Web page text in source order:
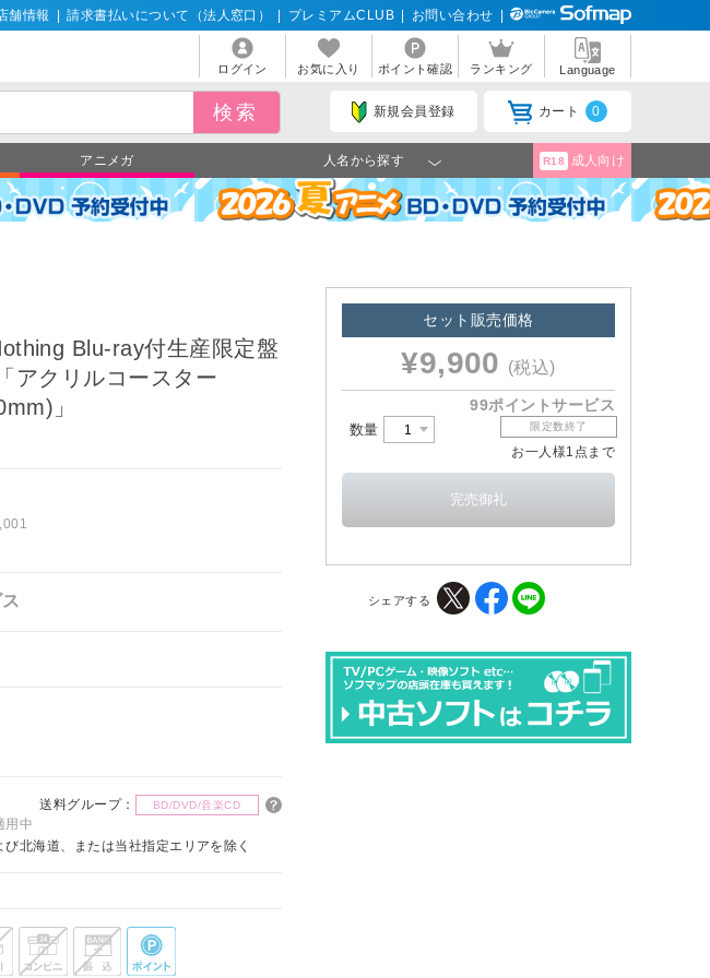
舗情報 請求書払いについて（法人窓口） プレミアムCLUB お問い合わせ
ログイン お気に入り ポイント確認 ランキング Language
新規会員登録 カート 0
アニメガ 人名から探す R18 成人向け
Blu-ray付生産限定盤
アクリルコースター
」
送料グループ： BD/DVD/音楽CD
用中
北海道、または当社指定エリアを除く
セット販売価格
¥9,900 (税込)
99ポイントサービス
数量 限定数終了
お一人様1点まで
シェアする